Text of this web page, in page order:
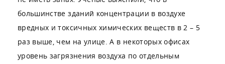
большинстве зданий концентрации в воздухе
вредных и токсичных химических веществ в 2 – 5
раз выше, чем на улице. А в некоторых офисах
уровень загрязнения воздуха по отдельным